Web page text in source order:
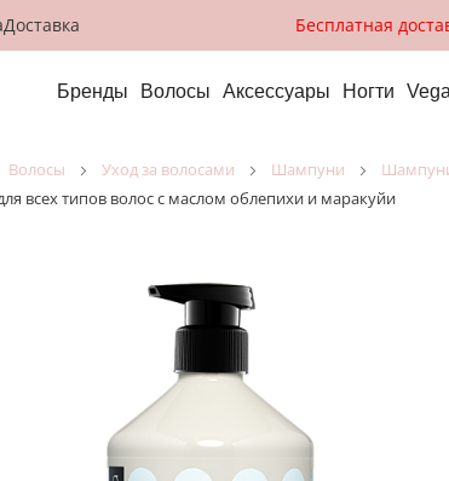
Доставка Бесплатная
Бренды Волосы Аксессуары Ногти
волосы уход за волосами шампуни
всех типов волос с маслом облепихи и маракуйи